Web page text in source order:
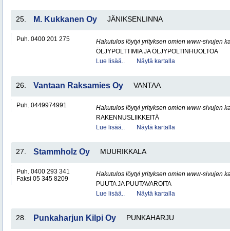
25. M. Kukkanen Oy JÄNIKSENLINNA
Puh. 0400 201 275
Hakutulos löytyi yrityksen omien www-sivujen
ÖLJYPOLTTIMIA JA ÖLJYPOLTINHUOLTOA
Lue lisää..
Näytä kartalla
26. Vantaan Raksamies Oy VANTAA
Puh. 0449974991
Hakutulos löytyi yrityksen omien www-sivujen
RAKENNUSLIIKKEITÄ
Lue lisää..
Näytä kartalla
27. Stammholz Oy MUURIKKALA
Puh. 0400 293 341
Faksi 05 345 8209
Hakutulos löytyi yrityksen omien www-sivujen
PUUTA JA PUUTAVAROITA
Lue lisää..
Näytä kartalla
28. Punkaharjun Kilpi Oy PUNKAHARJU